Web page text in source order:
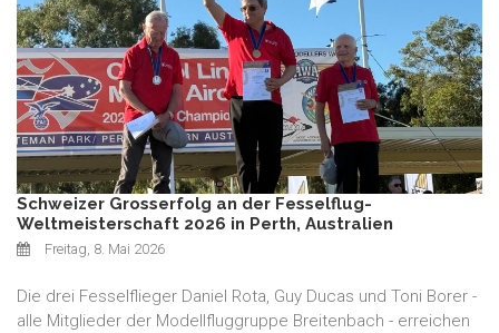
Schweizer Grosserfolg an der Fesselflug-
Weltmeisterschaft 2026 in Perth, Australien
Freitag, 8. Mai 2026
Die drei Fesselflieger Daniel Rota, Guy Ducas und Toni Borer -
alle Mitglieder der Modellfluggruppe Breitenbach - erreichen